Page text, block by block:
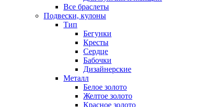
Все браслеты
Подвески, кулоны
Тип
Бегунки
Кресты
Сердце
Бабочки
Дизайнерские
Металл
Белое золото
Желтое золото
Красное золото